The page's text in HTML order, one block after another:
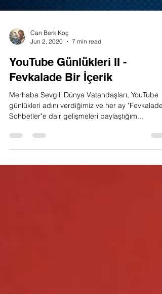
Jun 2, 2020
7 min read
YouTube Günlükleri II -
Fevkalade Bir İçerik
Merhaba Sevgili Dünya Vatandaşları, YouTube
Sohbetler"e dair gelişmeleri paylaştığım...